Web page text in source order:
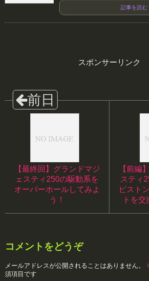
記事を読む
スポンサーリンク
【最終回】グランドマジ
ェスティ250の駆動系を
オーバーホールしてみよ
う！
【前編
スティ
ピスト
トを交
コメントをどうぞ
メールアドレスが公開されることはありません。
須項目です